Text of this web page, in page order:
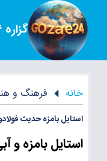
گزاره ۲۴
خانه فرهنگ و
استایل بامزه حدیث
استایل بامزه